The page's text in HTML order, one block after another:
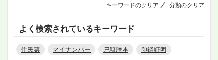
キーワードのクリア 分類のクリア
よく検索されているキーワード
住民票 マイナンバー 戸籍謄本
印鑑証明